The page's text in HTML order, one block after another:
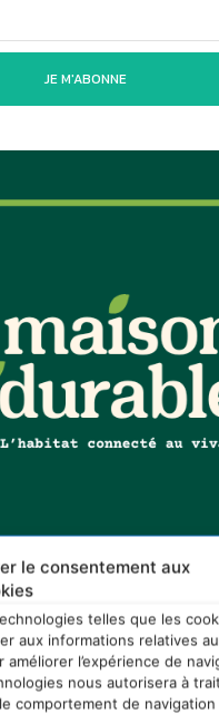
le consentement aux
telles que les
aux informations relatives
l’expérience de
nous autorisera à
comportement de navigation
JE M'ABONNE
Cdurable